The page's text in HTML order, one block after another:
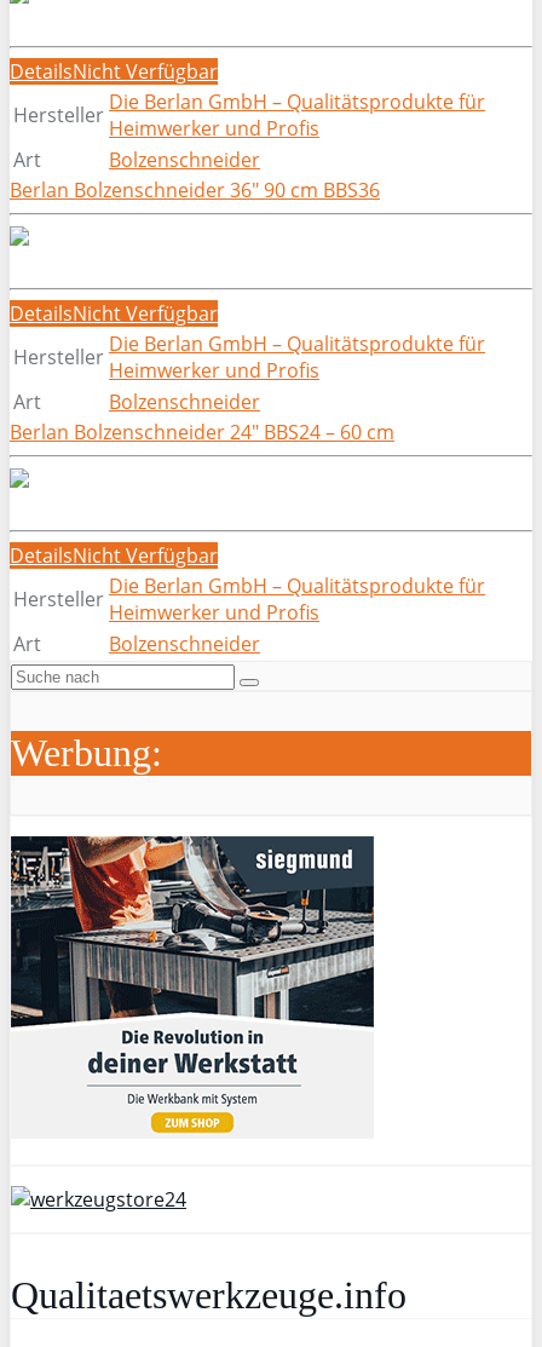
DetailsNicht Verfügbar
Hersteller Die Berlan GmbH – Qualitätsprodukte für
Heimwerker und Profis
Art
Bolzenschneider
Berlan Bolzenschneider 36″ 90 cm BBS36
DetailsNicht Verfügbar
Hersteller Die Berlan GmbH – Qualitätsprodukte für
Heimwerker und Profis
Art
Bolzenschneider
Berlan Bolzenschneider 24″ BBS24 – 60 cm
DetailsNicht Verfügbar
Hersteller Die Berlan GmbH – Qualitätsprodukte für
Heimwerker und Profis
Art
Bolzenschneider
Werbung:
Qualitaetswerkzeuge.info